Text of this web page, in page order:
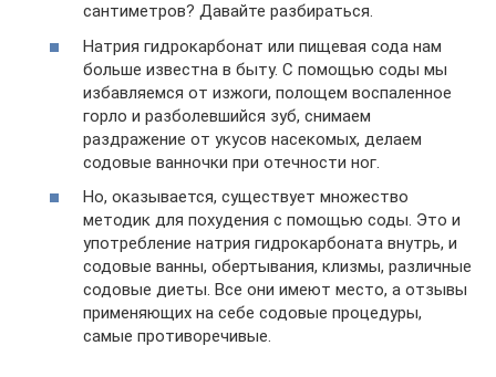
сантиметров? Давайте разбираться.
Натрия гидрокарбонат или пищевая сода нам
больше известна в быту. С помощью соды мы
избавляемся от изжоги, полощем воспаленное
горло и разболевшийся зуб, снимаем
раздражение от укусов насекомых, делаем
содовые ванночки при отечности ног.
Но, оказывается, существует множество
методик для похудения с помощью соды. Это и
употребление натрия гидрокарбоната внутрь, и
содовые ванны, обертывания, клизмы, различные
содовые диеты. Все они имеют место, а отзывы
применяющих на себе содовые процедуры,
самые противоречивые.